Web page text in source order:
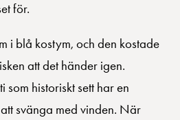
för.
i blå kostym, och den kostade
att det händer igen.
historiskt sett har en
svänga med vinden. När